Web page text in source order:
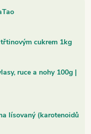
cukrem 1kg
ruce a nohy 100g |
lísovaný (karotenoidů